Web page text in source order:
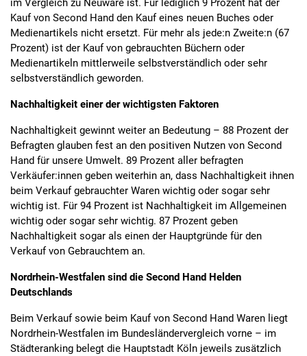
im Vergleich zu Neuware ist. Für lediglich 9 Prozent hat der
Kauf von Second Hand den Kauf eines neuen Buches oder
Medienartikels nicht ersetzt. Für mehr als jede:n Zweite:n (67
Prozent) ist der Kauf von gebrauchten Büchern oder
Medienartikeln mittlerweile selbstverständlich oder sehr
selbstverständlich geworden.
Nachhaltigkeit einer der wichtigsten Faktoren
Nachhaltigkeit gewinnt weiter an Bedeutung – 88 Prozent der
Befragten glauben fest an den positiven Nutzen von Second
Hand für unsere Umwelt. 89 Prozent aller befragten
Verkäufer:innen geben weiterhin an, dass Nachhaltigkeit ihnen
beim Verkauf gebrauchter Waren wichtig oder sogar sehr
wichtig ist. Für 94 Prozent ist Nachhaltigkeit im Allgemeinen
wichtig oder sogar sehr wichtig. 87 Prozent geben
Nachhaltigkeit sogar als einen der Hauptgründe für den
Verkauf von Gebrauchtem an.
Nordrhein-Westfalen sind die Second Hand Helden
Deutschlands
Beim Verkauf sowie beim Kauf von Second Hand Waren liegt
Nordrhein-Westfalen im Bundesländervergleich vorne – im
Städteranking belegt die Hauptstadt Köln jeweils zusätzlich